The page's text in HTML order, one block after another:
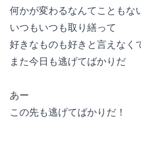
何かが変わるなんてこともな
いつもいつも取り繕って
好きなものも好きと言えなく
また今日も逃げてばかりだ
あー
この先も逃げてばかりだ！